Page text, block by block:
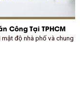
Công Tại TPHCM
độ nhà phố và chung